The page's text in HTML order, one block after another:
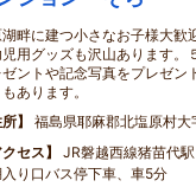
畔に建つ小さなお子様大歓
用グッズも沢山あります。
ゼントや記念写真をプレゼン
あります。
福島県耶麻郡北塩原村
クセス
JR磐越西線猪苗代
入り口バス停下車、車5分